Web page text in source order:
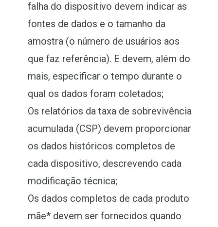
falha do dispositivo devem indicar as
fontes de dados e o tamanho da
amostra (o número de usuários aos
que faz referência). E devem, além do
mais, especificar o tempo durante o
qual os dados foram coletados;
Os relatórios da taxa de sobrevivência
acumulada (CSP) devem proporcionar
os dados históricos completos de
cada dispositivo, descrevendo cada
modificação técnica;
Os dados completos de cada produto
mãe* devem ser fornecidos quando